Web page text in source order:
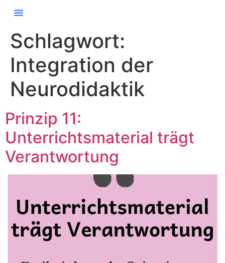
Schlagwort:
Integration der
Neurodidaktik
Prinzip 11:
Unterrichtsmaterial trägt
Verantwortung